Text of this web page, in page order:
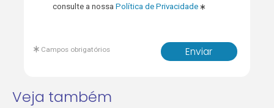
consulte a nossaPolítica de Privacidade
Enviar
Campos obrigatórios
Veja também